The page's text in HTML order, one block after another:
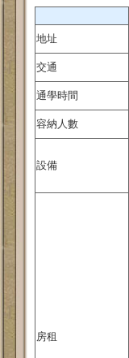
地址
交通
通學時間
容納人數
設備
房租